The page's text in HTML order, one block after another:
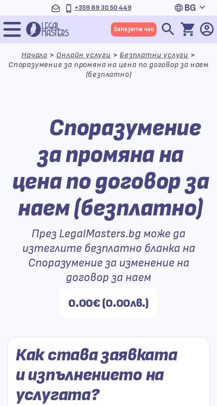
към
съдържанието
+359 89 30 50 449 BG
Меню
Запазете час
Начало > Онлайн услуги > Безплатни услуги >
Споразумение за промяна на цена по договор за наем
(безплатно)
Споразумение
за промяна на
цена по договор за
наем (безплатно)
През LegalMasters.bg може да
изтеглите безплатно бланка на
Споразумение за изменение на
договор за наем
0.00€(0.00лв.)
Как става заявката
и изпълнението на
услугата?